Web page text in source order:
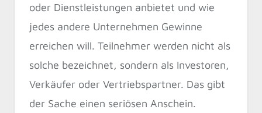
oder Dienstleistungen anbietet und wie
jedes andere Unternehmen Gewinne
erreichen will. Teilnehmer werden nicht als
solche bezeichnet, sondern als Investoren,
Verkäufer oder Vertriebspartner. Das gibt
der Sache einen seriösen Anschein.